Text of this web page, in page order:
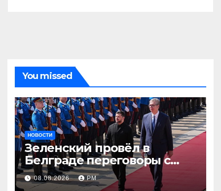
You missed
НОВОСТИ
Зеленский провёл в
Белграде переговоры с
Вучичем
08.08.2026 РМ